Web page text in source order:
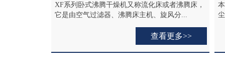
本系统是由干燥主机、加热器、冷凝器、布袋除
尘器、风机及料仓组成。整个干燥过程是在...
查看更多>>